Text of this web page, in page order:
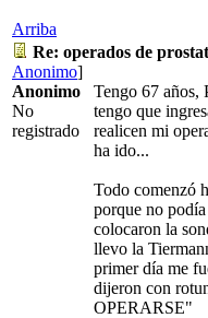
Arriba
Re: operados de
Anonimo]
Anonimo
No
registrado
Tengo 67 años,
tengo que
realicen mi
ha ido...
Todo comenzó
porque no
colocaron la
llevo la
primer día me
dijeron con
OPERARSE"